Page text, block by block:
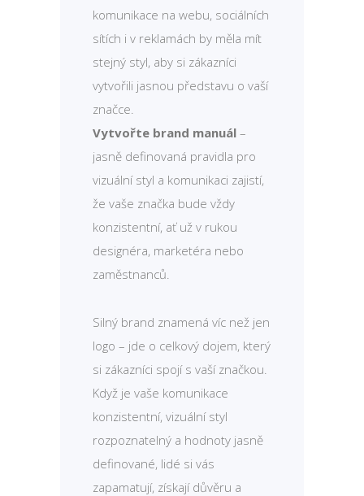
komunikace na webu, sociálních
sítích i v reklamách by měla mít
stejný styl, aby si zákazníci
vytvořili jasnou představu o vaší
značce.
Vytvořte brand manuál –
jasně definovaná pravidla pro
vizuální styl a komunikaci zajistí,
že vaše značka bude vždy
konzistentní, ať už v rukou
designéra, marketéra nebo
zaměstnanců.
Silný brand znamená víc než jen
logo – jde o celkový dojem, který
si zákazníci spojí s vaší značkou.
Když je vaše komunikace
konzistentní, vizuální styl
rozpoznatelný a hodnoty jasně
definované, lidé si vás
zapamatují, získají důvěru a